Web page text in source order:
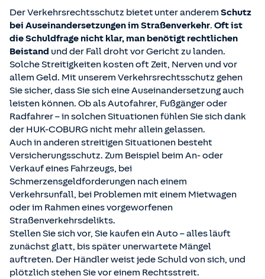
Der Verkehrsrechtsschutz bietet unter anderem Schutz
bei Auseinandersetzungen im Straßenverkehr. Oft ist
die Schuldfrage nicht klar, man benötigt rechtlichen
Beistand und der Fall droht vor Gericht zu landen.
Solche Streitigkeiten kosten oft Zeit, Nerven und vor
allem Geld. Mit unserem Verkehrsrechtsschutz gehen
Sie sicher, dass Sie sich eine Auseinandersetzung auch
leisten können. Ob als Autofahrer, Fußgänger oder
Radfahrer – in solchen Situationen fühlen Sie sich dank
der HUK-COBURG nicht mehr allein gelassen.
Auch in anderen streitigen Situationen besteht
Versicherungsschutz. Zum Beispiel beim An- oder
Verkauf eines Fahrzeugs, bei
Schmerzensgeldforderungen nach einem
Verkehrsunfall, bei Problemen mit einem Mietwagen
oder im Rahmen eines vorgeworfenen
Straßenverkehrsdelikts.
Stellen Sie sich vor, Sie kaufen ein Auto – alles läuft
zunächst glatt, bis später unerwartete Mängel
auftreten. Der Händler weist jede Schuld von sich, und
plötzlich stehen Sie vor einem Rechtsstreit.